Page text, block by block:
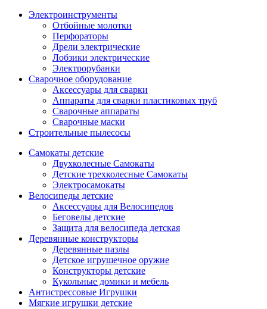
Электроинструменты
Отбойные молотки
Перфораторы
Дрели электрические
Лобзики электрические
Электрорубанки
Сварочное оборудование
Аксессуары для сварки
Аппараты для сварки пластиковых труб
Сварочные аппараты
Сварочные маски
Строительные пылесосы
Самокаты детские
Двухколесные Cамокаты
Детские трехколесные Самокаты
Электросамокаты
Велосипеды детские
Аксессуары для Велосипедов
Беговелы детские
Защита для велосипеда детская
Деревянные конструкторы
Деревянные пазлы
Детское игрушечное оружие
Конструкторы детские
Кукольные домики и мебель
Антистрессовые Игрушки
Мягкие игрушки детские